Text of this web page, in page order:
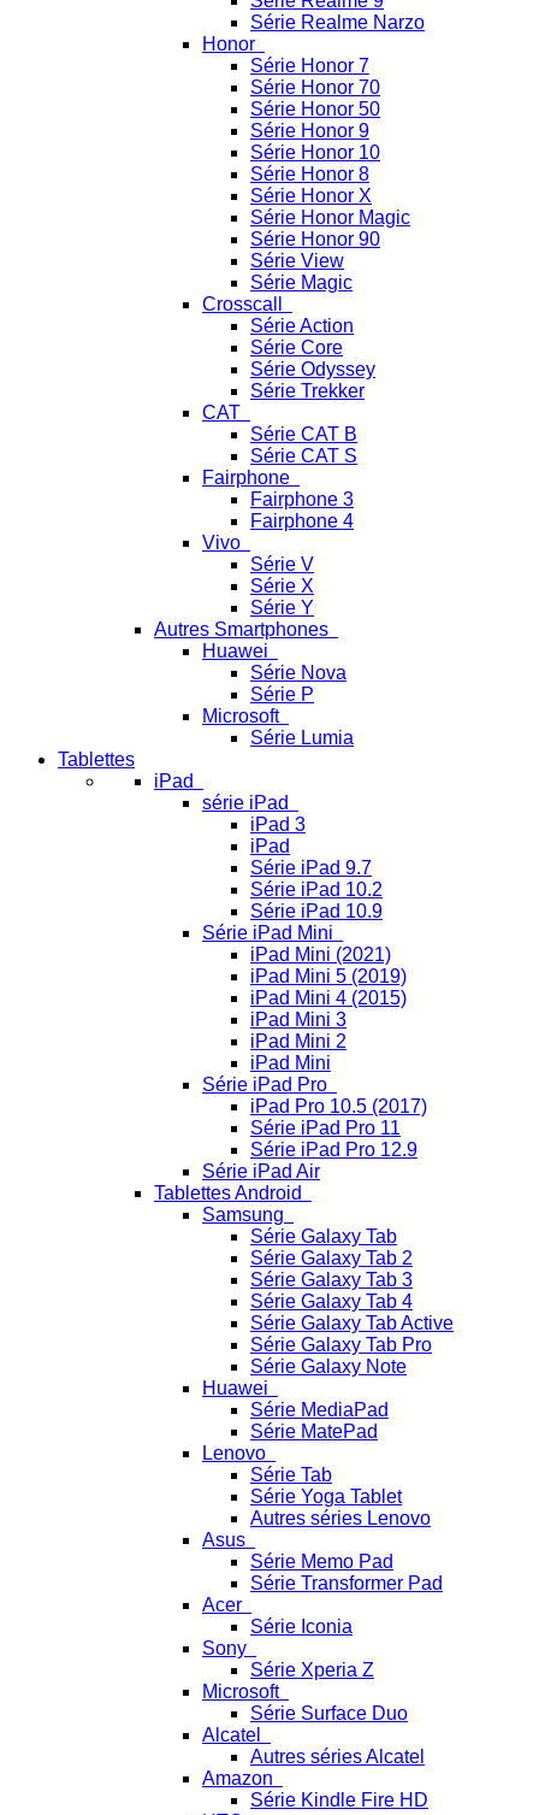
Série Realme Narzo
Honor
Série Honor 7
Série Honor 70
Série Honor 50
Série Honor 9
Série Honor 10
Série Honor 8
Série Honor X
Série Honor Magic
Série Honor 90
Série View
Série Magic
Crosscall
Série Action
Série Core
Série Odyssey
Série Trekker
CAT
Série CAT B
Série CAT S
Fairphone
Fairphone 3
Fairphone 4
Vivo
Série V
Série X
Série Y
Autres Smartphones
Huawei
Série Nova
Série P
Microsoft
Série Lumia
Tablettes
iPad
série iPad
iPad 3
iPad
Série iPad 9.7
Série iPad 10.2
Série iPad 10.9
Série iPad Mini
iPad Mini (2021)
iPad Mini 5 (2019)
iPad Mini 4 (2015)
iPad Mini 3
iPad Mini 2
iPad Mini
Série iPad Pro
iPad Pro 10.5 (2017)
Série iPad Pro 11
Série iPad Pro 12.9
Série iPad Air
Tablettes Android
Samsung
Série Galaxy Tab
Série Galaxy Tab 2
Série Galaxy Tab 3
Série Galaxy Tab 4
Série Galaxy Tab Active
Série Galaxy Tab Pro
Série Galaxy Note
Huawei
Série MediaPad
Série MatePad
Lenovo
Série Tab
Série Yoga Tablet
Autres séries Lenovo
Asus
Série Memo Pad
Série Transformer Pad
Acer
Série Iconia
Sony
Série Xperia Z
Microsoft
Série Surface Duo
Alcatel
Autres séries Alcatel
Amazon
Série Kindle Fire HD